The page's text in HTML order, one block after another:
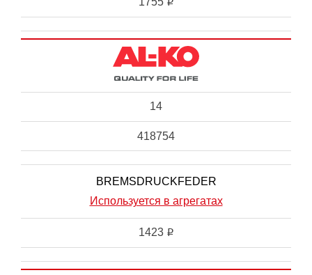
i
14
418754
BREMSDRUCKFEDER
Используется в агрегатах
1423 i